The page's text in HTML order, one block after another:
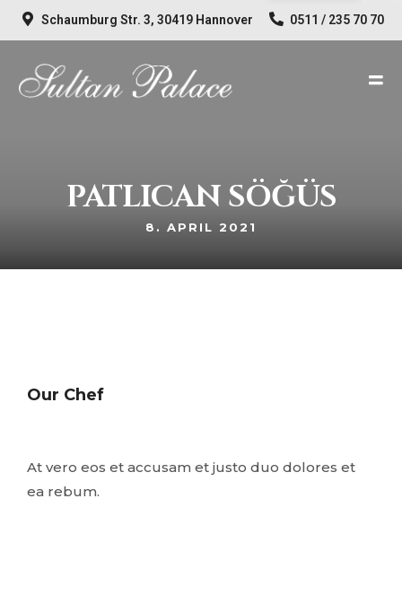
Schaumburg Str. 3, 30419 Hannover 0511 / 235 70 70
PATLICAN SÖĞÜS
8. APRIL 2021
Our Chef
At vero eos et accusam et justo duo dolores et
ea rebum.